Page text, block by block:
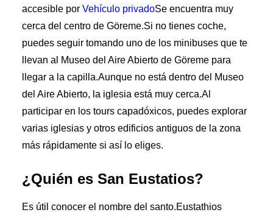
accesible por Vehículo privadoSe encuentra muy
cerca del centro de Göreme.Si no tienes coche,
puedes seguir tomando uno de los minibuses que te
llevan al Museo del Aire Abierto de Göreme para
llegar a la capilla.Aunque no está dentro del Museo
del Aire Abierto, la iglesia está muy cerca.Al
participar en los tours capadóxicos, puedes explorar
varias iglesias y otros edificios antiguos de la zona
más rápidamente si así lo eliges.
¿Quién es San Eustatios?
Es útil conocer el nombre del santo.Eustathios